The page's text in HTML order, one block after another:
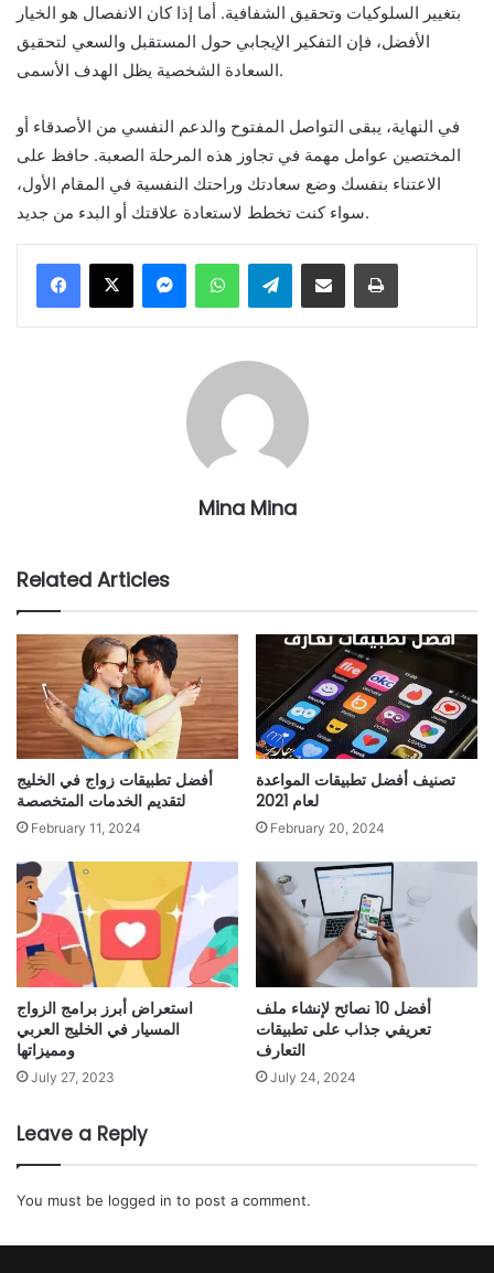
بتغيير السلوكيات وتحقيق الشفافية. أما إذا كان الانفصال هو الخيار
الأفضل، فإن التفكير الإيجابي حول المستقبل والسعي لتحقيق
السعادة الشخصية يظل الهدف الأسمى.
في النهاية، يبقى التواصل المفتوح والدعم النفسي من الأصدقاء أو
المختصين عوامل مهمة في تجاوز هذه المرحلة الصعبة. حافظ على
الاعتناء بنفسك وضع سعادتك وراحتك النفسية في المقام الأول،
سواء كنت تخطط لاستعادة علاقتك أو البدء من جديد.
MessengerWhatsAppTelegramShare via Email Print
Mina Mina
Related Articles
أفضل تطبيقات زواج في الخليج
لتقديم الخدمات المتخصصة
February 11, 2024
تصنيف أفضل تطبيقات المواعدة
لعام 2021
February 20, 2024
استعراض أبرز برامج الزواج
المسيار في الخليج العربي
ومميزاتها
July 27, 2023
أفضل 10 نصائح لإنشاء ملف
تعريفي جذاب على تطبيقات
التعارف
July 24, 2024
Leave a Reply
You must be logged in to post a comment.